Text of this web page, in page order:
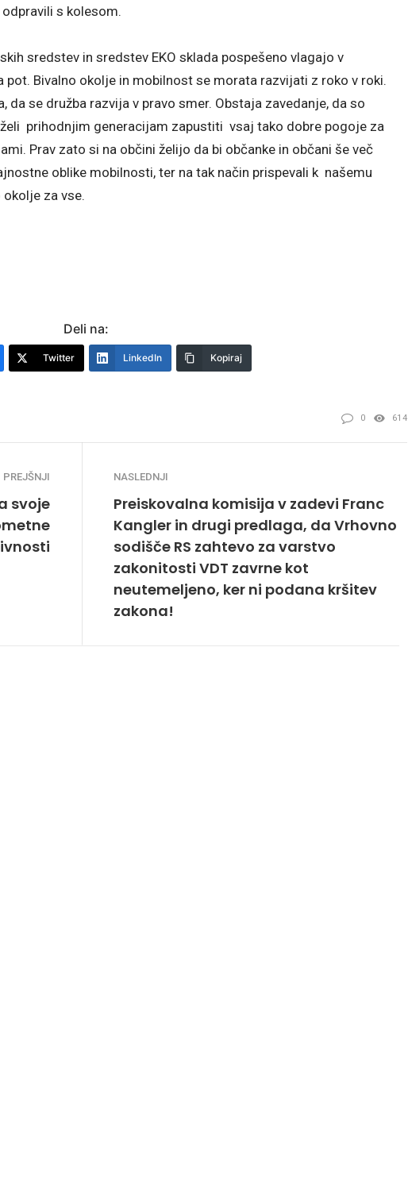
s kolesom.
sredstev in sredstev EKO sklada pospešeno vlagajo v
Bivalno okolje in mobilnost se morata razvijati z roko v roki.
se družba razvija v pravo smer. Obstaja zavedanje, da so
prihodnjim generacijam zapustiti vsaj tako dobre pogoje za
Prav zato si na občini želijo da bi občanke in občani še več
oblike mobilnosti, ter na tak način prispevali k našemu
za vse.
Deli na:
Twitter LinkedIn Kopiraj
0 614
PREJŠNJI
svoje
NASLEDNJI
Preiskovalna komisija v zadevi Franc
Kangler in drugi predlaga, da Vrhovno
sodišče RS zahtevo za varstvo
zakonitosti VDT zavrne kot
neutemeljeno, ker ni podana kršitev
zakona!